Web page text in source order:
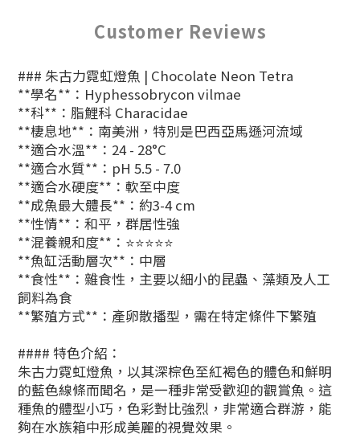
Customer Reviews
### 朱古力霓虹燈魚 | Chocolate Neon Tetra
**學名**：Hyphessobrycon vilmae
**科**：脂鯉科 Characidae
**棲息地**：南美洲，特別是巴西亞馬遜河流域
**適合水溫**：24 - 28°C
**適合水質**：pH 5.5 - 7.0
**適合水硬度**：軟至中度
**成魚最大體長**：約3-4 cm
**性情**：和平，群居性強
**混養親和度**：⭐⭐⭐⭐⭐
**魚缸活動層次**：中層
**食性**：雜食性，主要以細小的昆蟲、藻類及人工
飼料為食
**繁殖方式**：產卵散播型，需在特定條件下繁殖
#### 特色介紹：
朱古力霓虹燈魚，以其深棕色至紅褐色的體色和鮮明
的藍色線條而聞名，是一種非常受歡迎的觀賞魚。這
種魚的體型小巧，色彩對比強烈，非常適合群游，能
夠在水族箱中形成美麗的視覺效果。